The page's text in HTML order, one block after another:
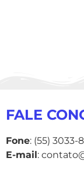
FALE
Fone: (55) 3033-
E-mail: